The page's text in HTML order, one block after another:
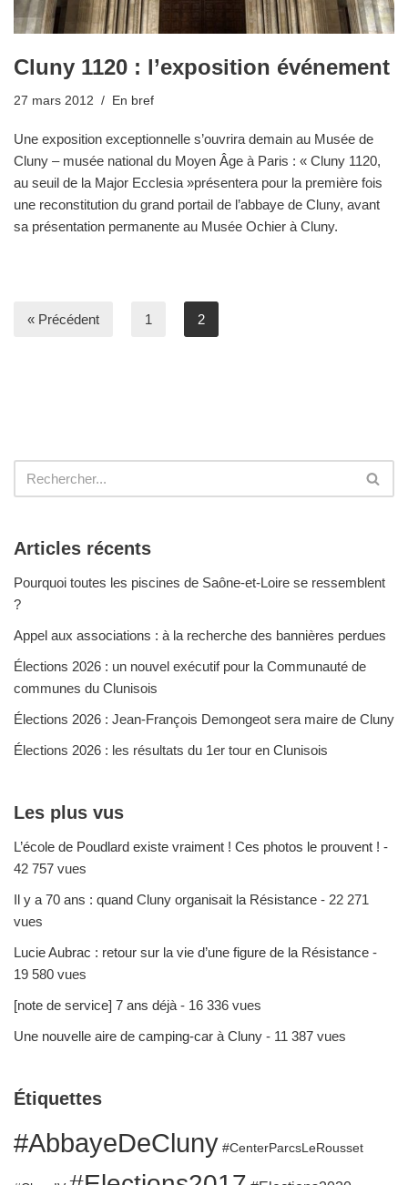
Cluny 1120 : l’exposition événement
27 mars 2012 En bref
Une exposition exceptionnelle s’ouvrira demain au Musée de
Cluny – musée national du Moyen Âge à Paris : « Cluny 1120,
au seuil de la Major Ecclesia »présentera pour la première fois
une reconstitution du grand portail de l’abbaye de Cluny, avant
sa présentation permanente au Musée Ochier à Cluny.
« Précédent 1 2
Articles récents
Pourquoi toutes les piscines de Saône-et-Loire se ressemblent
?
Appel aux associations : à la recherche des bannières perdues
Élections 2026 : un nouvel exécutif pour la Communauté de
communes du Clunisois
Élections 2026 : Jean-François Demongeot sera maire de Cluny
Élections 2026 : les résultats du 1er tour en Clunisois
Les plus vus
L’école de Poudlard existe vraiment ! Ces photos le prouvent ! -
42 757 vues
Il y a 70 ans : quand Cluny organisait la Résistance - 22 271
vues
Lucie Aubrac : retour sur la vie d’une figure de la Résistance -
19 580 vues
[note de service] 7 ans déjà - 16 336 vues
Une nouvelle aire de camping-car à Cluny - 11 387 vues
Étiquettes
#AbbayeDeCluny #CenterParcsLeRousset